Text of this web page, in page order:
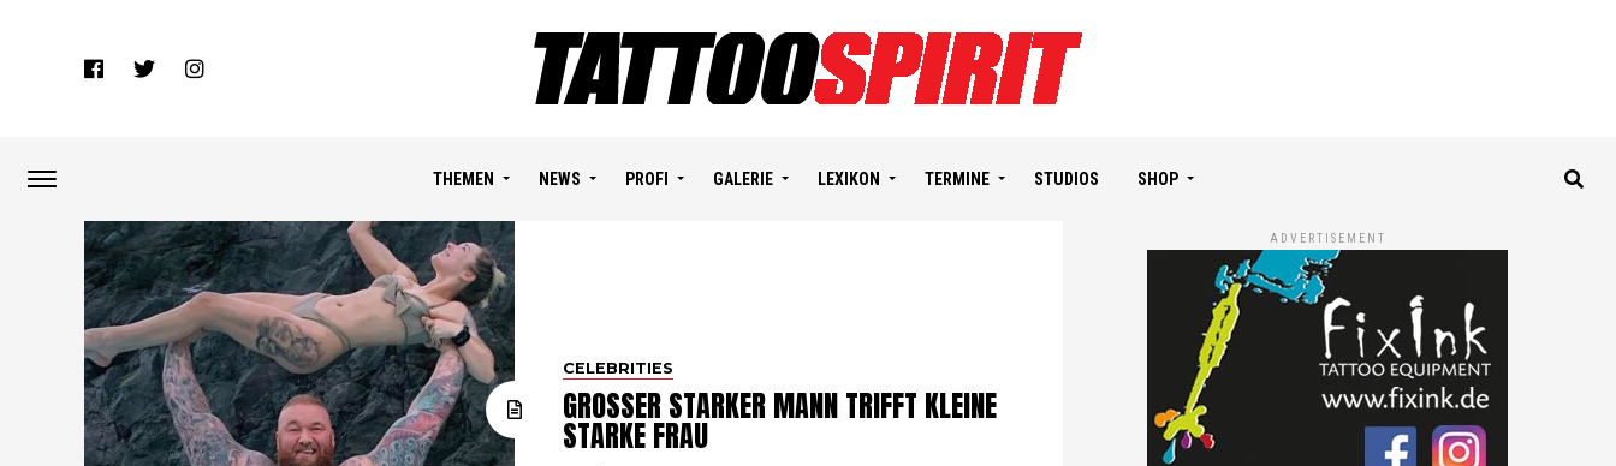
THEMEN NEWS PROFI GALERIE LEXIKON TERMINE STUDIOS SHOP
CELEBRITIES
GROSSER STARKER MANN TRIFFT KLEINE
STARKE FRAU
ADVERTISEMENT